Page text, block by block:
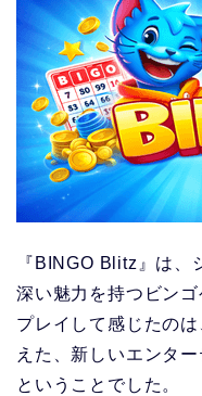
『BINGO Blitz』は、
深い魅力を持つビン
プレイして感じたの
えた、新しいエンタ
ということでした。